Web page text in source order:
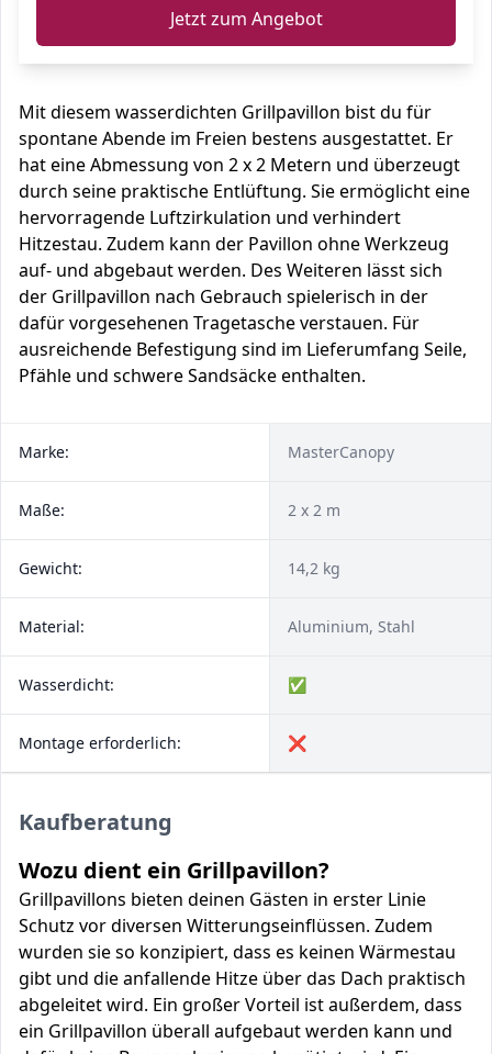
Jetzt zum Angebot
Mit diesem wasserdichten Grillpavillon bist du für
spontane Abende im Freien bestens ausgestattet. Er
hat eine Abmessung von 2 x 2 Metern und überzeugt
durch seine praktische Entlüftung. Sie ermöglicht eine
hervorragende Luftzirkulation und verhindert
Hitzestau. Zudem kann der Pavillon ohne Werkzeug
auf- und abgebaut werden. Des Weiteren lässt sich
der Grillpavillon nach Gebrauch spielerisch in der
dafür vorgesehenen Tragetasche verstauen. Für
ausreichende Befestigung sind im Lieferumfang Seile,
Pfähle und schwere Sandsäcke enthalten.
Marke: MasterCanopy
Maße: 2 x 2 m
Gewicht: 14,2 kg
Material: Aluminium, Stahl
Wasserdicht: ✅
Montage erforderlich: ❌
Kaufberatung
Wozu dient ein Grillpavillon?
Grillpavillons bieten deinen Gästen in erster Linie
Schutz vor diversen Witterungseinflüssen. Zudem
wurden sie so konzipiert, dass es keinen Wärmestau
gibt und die anfallende Hitze über das Dach praktisch
abgeleitet wird. Ein großer Vorteil ist außerdem, dass
ein Grillpavillon überall aufgebaut werden kann und